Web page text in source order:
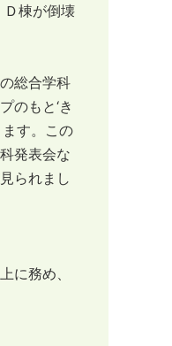
棟が倒壊
総合学科
のもと‘き
す。この
発表会な
られまし
に務め、